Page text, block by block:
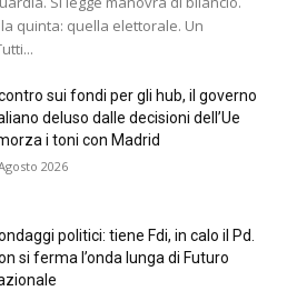
quinta: quella elettorale. Un
sui fondi per gli hub, il governo
deluso dalle decisioni dell’Ue
i toni con Madrid
2026
politici: tiene Fdi, in calo il Pd.
si ferma l’onda lunga di Futuro